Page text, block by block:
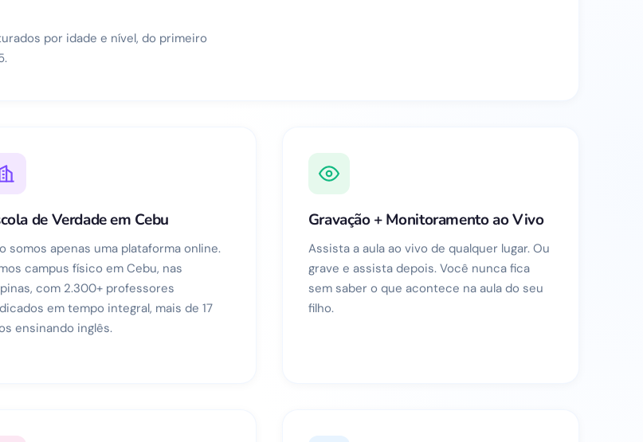
por idade e nível, do primeiro
de Verdade em Cebu
somos apenas uma plataforma online.
campus físico em Cebu, nas
com 2.300+ professores
em tempo integral, mais de 17
ensinando inglês.
Gravação + Monitoramento ao Vivo
Assista a aula ao vivo de qualquer lugar. Ou
grave e assista depois. Você nunca fica
sem saber o que acontece na aula do seu
filho.